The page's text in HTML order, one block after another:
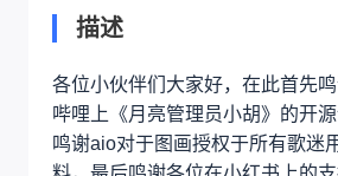
描述
各位小伙伴们大家好，在此首先
哔哩上《月亮管理员小胡》的开
鸣谢aio对于图画授权于所有歌迷